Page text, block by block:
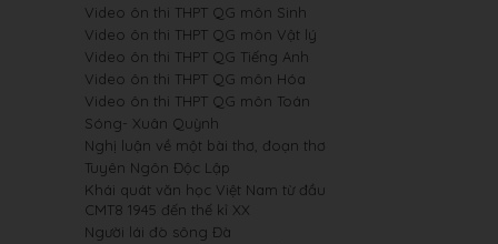
Video ôn thi THPT QG môn Sinh
Video ôn thi THPT QG môn Vật lý
Video ôn thi THPT QG Tiếng Anh
Video ôn thi THPT QG môn Hóa
Video ôn thi THPT QG môn Toán
Sóng- Xuân Quỳnh
Nghị luận về một bài thơ, đoạn thơ
Tuyên Ngôn Độc Lập
Khái quát văn học Việt Nam từ đầu
CMT8 1945 đến thế kỉ XX
Người lái đò sông Đà